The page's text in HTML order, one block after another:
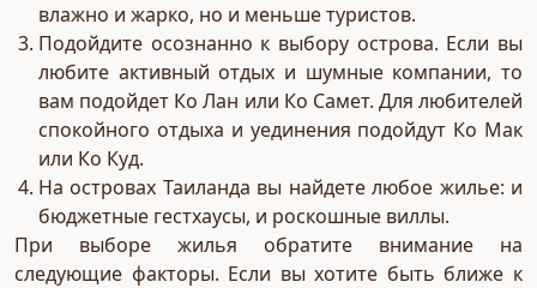
влажно и жарко, но и меньше туристов.
Подойдите осознанно к выбору острова. Если вы
любите активный отдых и шумные компании, то
вам подойдет Ко Лан или Ко Самет. Для любителей
спокойного отдыха и уединения подойдут Ко Мак
или Ко Куд.
На островах Таиланда вы найдете любое жилье: и
бюджетные гестхаусы, и роскошные виллы.
При выборе жилья обратите внимание на
следующие факторы. Если вы хотите быть ближе к